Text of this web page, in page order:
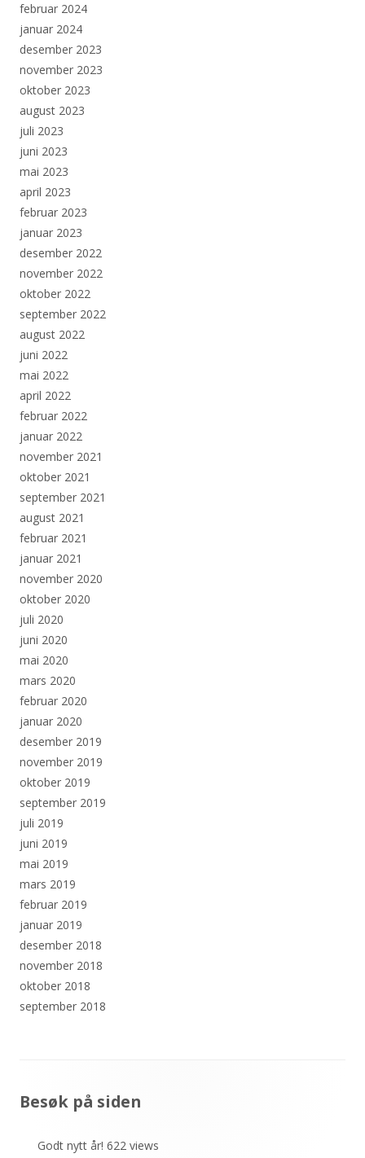
februar 2024
januar 2024
desember 2023
november 2023
oktober 2023
august 2023
juli 2023
juni 2023
mai 2023
april 2023
februar 2023
januar 2023
desember 2022
november 2022
oktober 2022
september 2022
august 2022
juni 2022
mai 2022
april 2022
februar 2022
januar 2022
november 2021
oktober 2021
september 2021
august 2021
februar 2021
januar 2021
november 2020
oktober 2020
juli 2020
juni 2020
mai 2020
mars 2020
februar 2020
januar 2020
desember 2019
november 2019
oktober 2019
september 2019
juli 2019
juni 2019
mai 2019
mars 2019
februar 2019
januar 2019
desember 2018
november 2018
oktober 2018
september 2018
Besøk på siden
Godt nytt år! 622 views